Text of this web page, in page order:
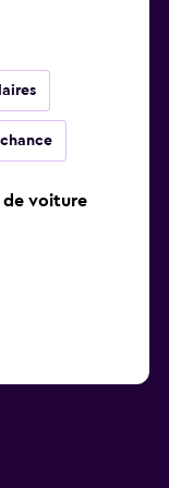
de voiture